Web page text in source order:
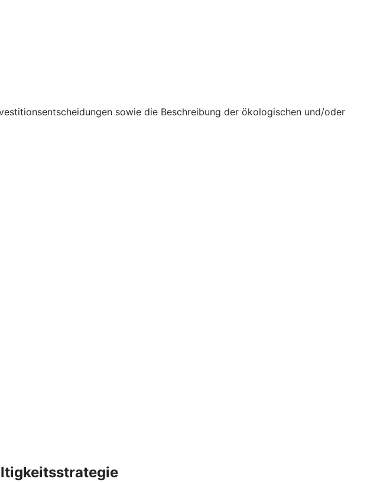
sowie die Beschreibung der ökologischen und/oder